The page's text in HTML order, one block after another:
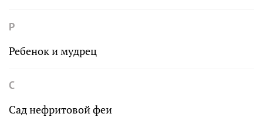
Р
Ребенок и мудрец
С
Сад нефритовой феи